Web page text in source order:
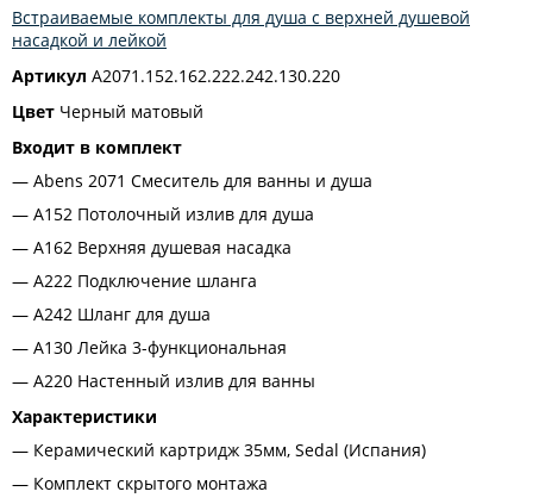
Встраиваемые комплекты для душа с верхней душевой
насадкой и лейкой
Артикул A2071.152.162.222.242.130.220
Цвет Черный матовый
Входит в комплект
Abens 2071 Смеситель для ванны и душа
A152 Потолочный излив для душа
A162 Верхняя душевая насадка
A222 Подключение шланга
A242 Шланг для душа
A130 Лейка 3-функциональная
A220 Настенный излив для ванны
Характеристики
Керамический картридж 35мм, Sedal (Испания)
Комплект скрытого монтажа